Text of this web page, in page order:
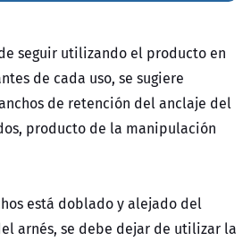
seguir utilizando el producto en
de cada uso, se sugiere
de retención del anclaje del
producto de la manipulación
está doblado y alejado del
arnés, se debe dejar de utilizar la